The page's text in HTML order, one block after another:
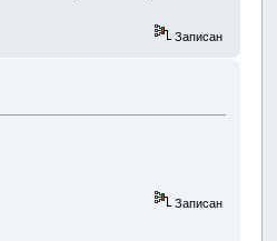
Записан
Записан